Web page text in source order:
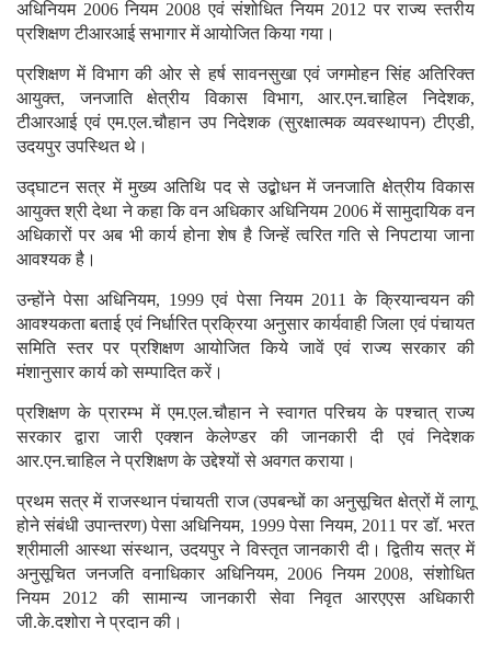
अधिनियम 2006 नियम 2008 एवं संशोधित नियम 2012 पर राज्य स्तरीय
प्रशिक्षण टीआरआई सभागार में आयोजित किया गया।
प्रशिक्षण में विभाग की ओर से हर्ष सावनसुखा एवं जगमोहन सिंह अतिरिक्त
आयुक्त, जनजाति क्षेत्रीय विकास विभाग, आर.एन.चाहिल निदेशक,
टीआरआई एवं एम.एल.चौहान उप निदेशक (सुरक्षात्मक व्यवस्थापन) टीएडी,
उदयपुर उपस्थित थे।
उद्घाटन सत्र में मुख्य अतिथि पद से उद्बोधन में जनजाति क्षेत्रीय विकास
आयुक्त श्री देथा ने कहा कि वन अधिकार अधिनियम 2006 में सामुदायिक वन
अधिकारों पर अब भी कार्य होना शेष है जिन्हें त्वरित गति से निपटाया जाना
आवश्यक है।
उन्होंने पेसा अधिनियम, 1999 एवं पेसा नियम 2011 के क्रियान्वयन की
आवश्यकता बताई एवं निर्धारित प्रक्रिया अनुसार कार्यवाही जिला एवं पंचायत
समिति स्तर पर प्रशिक्षण आयोजित किये जावें एवं राज्य सरकार की
मंशानुसार कार्य को सम्पादित करें।
प्रशिक्षण के प्रारम्भ में एम.एल.चौहान ने स्वागत परिचय के पश्चात् राज्य
सरकार द्वारा जारी एक्शन केलेण्डर की जानकारी दी एवं निदेशक
आर.एन.चाहिल ने प्रशिक्षण के उद्देश्यों से अवगत कराया।
प्रथम सत्र में राजस्थान पंचायती राज (उपबन्धों का अनुसूचित क्षेत्रों में लागू
होने संबंधी उपान्तरण) पेसा अधिनियम, 1999 पेसा नियम, 2011 पर डॉ. भरत
श्रीमाली आस्था संस्थान, उदयपुर ने विस्तृत जानकारी दी। द्वितीय सत्र में
अनुसूचित जनजति वनाधिकार अधिनियम, 2006 नियम 2008, संशोधित
नियम 2012 की सामान्य जानकारी सेवा निवृत आरएएस अधिकारी
जी.के.दशोरा ने प्रदान की।